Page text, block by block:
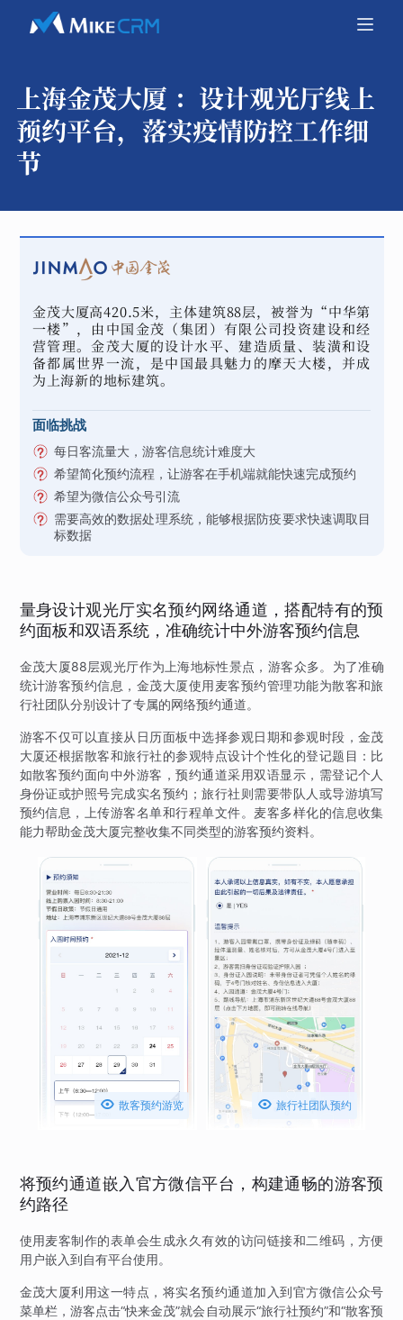
上海金茂大厦 ： 设计观光厅线上
预约平台，落实疫情防控工作细
节
金茂大厦高420.5米，主体建筑88层，被誉为“中华第
一楼”，由中国金茂（集团）有限公司投资建设和经
营管理。金茂大厦的设计水平、建造质量、装潢和设
备都属世界一流，是中国最具魅力的摩天大楼，并成
为上海新的地标建筑。
面临挑战
每日客流量大，游客信息统计难度大
希望简化预约流程，让游客在手机端就能快速完成预约
希望为微信公众号引流
需要高效的数据处理系统，能够根据防疫要求快速调取目
标数据
量身设计观光厅实名预约网络通道，搭配特有的预
约面板和双语系统，准确统计中外游客预约信息
金茂大厦88层观光厅作为上海地标性景点，游客众多。为了准确
统计游客预约信息，金茂大厦使用麦客预约管理功能为散客和旅
行社团队分别设计了专属的网络预约通道。
游客不仅可以直接从日历面板中选择参观日期和参观时段，金茂
大厦还根据散客和旅行社的参观特点设计个性化的登记题目：比
如散客预约面向中外游客，预约通道采用双语显示，需登记个人
身份证或护照号完成实名预约；旅行社则需要带队人或导游填写
预约信息，上传游客名单和行程单文件。麦客多样化的信息收集
能力帮助金茂大厦完整收集不同类型的游客预约资料。
 散客预约游览  旅行社团队预约
将预约通道嵌入官方微信平台，构建通畅的游客预
约路径
使用麦客制作的表单会生成永久有效的访问链接和二维码，方便
用户嵌入到自有平台使用。
金茂大厦利用这一特点，将实名预约通道加入到官方微信公众号
菜单栏，游客点击“快来金茂”就会自动展示“旅行社预约”和“散客预